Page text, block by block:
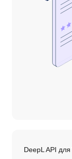
DeepL API